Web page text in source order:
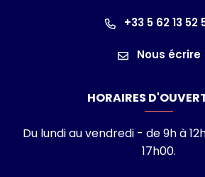
+33 5 62 13 52
Nous écrire
HORAIRES
Du lundi au vendredi - de 9h à
17h00.